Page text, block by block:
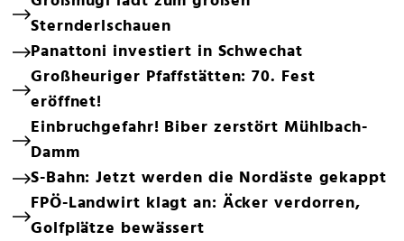
Sternderlschauen
Panattoni investiert in Schwechat
Großheuriger Pfaffstätten: 70. Fest
eröffnet!
Einbruchgefahr! Biber zerstört Mühlbach-
Damm
S-Bahn: Jetzt werden die Nordäste gekappt
FPÖ-Landwirt klagt an: Äcker verdorren,
Golfplätze bewässert